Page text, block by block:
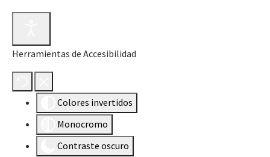
Herramientas de Accesibilidad
Colores invertidos
Monocromo
Contraste oscuro